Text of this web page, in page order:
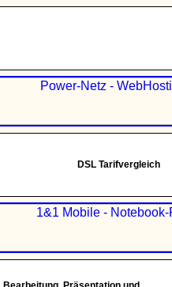
DSL Tarifvergleich